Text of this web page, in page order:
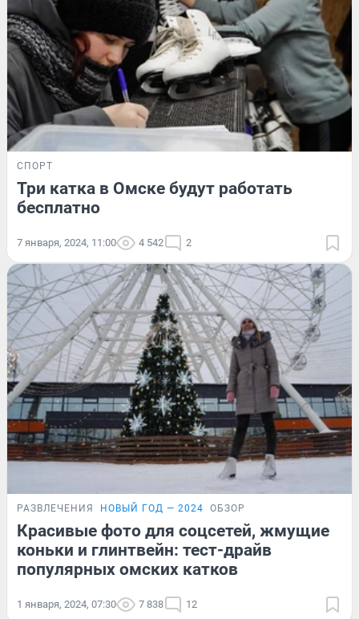
СПОРТ
Три катка в Омске будут работать
бесплатно
7 января, 2024, 11:00 4 542 2
РАЗВЛЕЧЕНИЯ НОВЫЙ ГОД — 2024 ОБЗОР
Красивые фото для соцсетей, жмущие
коньки и глинтвейн: тест-драйв
популярных омских катков
1 января, 2024, 07:30 7 838 12